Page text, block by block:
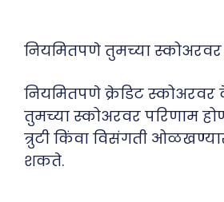
नियमितपणे तुमच्या
नियमितपणे क्रेडिट
तुमच्या स्कोअरवर परिणाम
त्रुटी किंवा विसंगती
शकते.